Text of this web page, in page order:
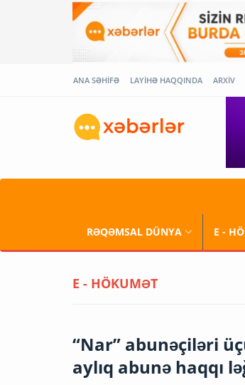
ANA SƏHİFƏ LAYİHƏ HAQQINDA ARXİV
RƏQƏMSAL DÜNYA E -
E - HÖKUMƏT
“Nar” abunəçiləri
aylıq abunə haqqı